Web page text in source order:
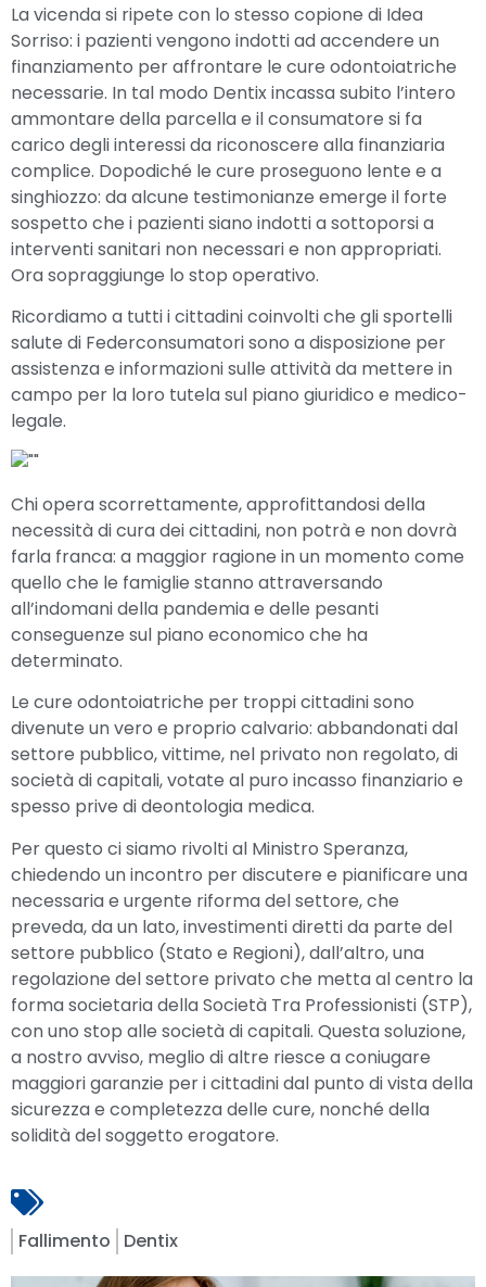
La vicenda si ripete con lo stesso copione di Idea
Sorriso: i pazienti vengono indotti ad accendere un
finanziamento per affrontare le cure odontoiatriche
necessarie. In tal modo Dentix incassa subito l’intero
ammontare della parcella e il consumatore si fa
carico degli interessi da riconoscere alla finanziaria
complice. Dopodiché le cure proseguono lente e a
singhiozzo: da alcune testimonianze emerge il forte
sospetto che i pazienti siano indotti a sottoporsi a
interventi sanitari non necessari e non appropriati.
Ora sopraggiunge lo stop operativo.
Ricordiamo a tutti i cittadini coinvolti che gli sportelli
salute di Federconsumatori sono a disposizione per
assistenza e informazioni sulle attività da mettere in
campo per la loro tutela sul piano giuridico e medico-
legale.
Chi opera scorrettamente, approfittandosi della
necessità di cura dei cittadini, non potrà e non dovrà
farla franca: a maggior ragione in un momento come
quello che le famiglie stanno attraversando
all’indomani della pandemia e delle pesanti
conseguenze sul piano economico che ha
determinato.
Le cure odontoiatriche per troppi cittadini sono
divenute un vero e proprio calvario: abbandonati dal
settore pubblico, vittime, nel privato non regolato, di
società di capitali, votate al puro incasso finanziario e
spesso prive di deontologia medica.
Per questo ci siamo rivolti al Ministro Speranza,
chiedendo un incontro per discutere e pianificare una
necessaria e urgente riforma del settore, che
preveda, da un lato, investimenti diretti da parte del
settore pubblico (Stato e Regioni), dall’altro, una
regolazione del settore privato che metta al centro la
forma societaria della Società Tra Professionisti (STP),
con uno stop alle società di capitali. Questa soluzione,
a nostro avviso, meglio di altre riesce a coniugare
maggiori garanzie per i cittadini dal punto di vista della
sicurezza e completezza delle cure, nonché della
solidità del soggetto erogatore.
Fallimento Dentix